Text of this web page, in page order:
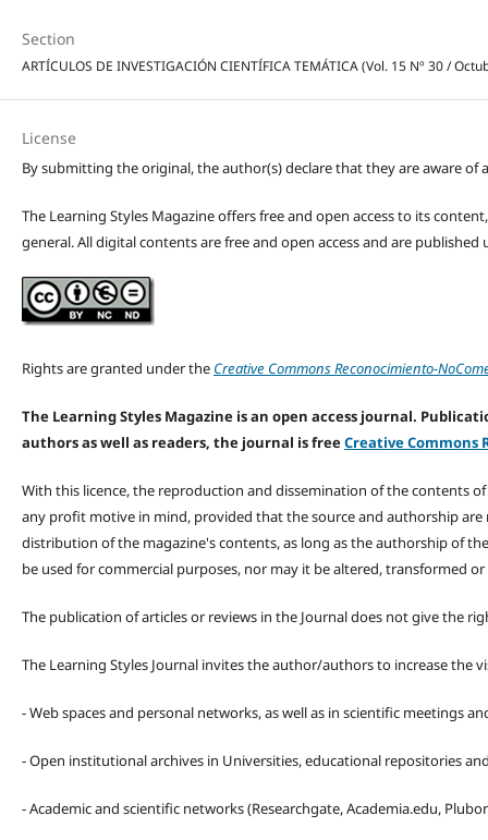
Section
ARTÍCULOS DE INVESTIGACIÓN CIENTÍFICA TEMÁTICA (Vol. 15 Nº 30 /
License
By submitting the original, the author(s) declare that they are aware of
The Learning Styles Magazine offers free and open access to its
general. All digital contents are free and open access and are published
Rights are granted under the Creative Commons Reconocimiento-
The Learning Styles Magazine is an open access journal.
authors as well as readers, the journal is freeCreative Commons
With this licence, the reproduction and dissemination of the contents
any profit motive in mind, provided that the source and authorship
distribution of the magazine's contents, as long as the authorship of
be used for commercial purposes, nor may it be altered, transformed
The publication of articles or reviews in the Journal does not give the
The Learning Styles Journal invites the author/authors to increase the
- Web spaces and personal networks, as well as in scientific meetings
- Open institutional archives in Universities, educational repositories
- Academic and scientific networks (Researchgate, Academia.edu,